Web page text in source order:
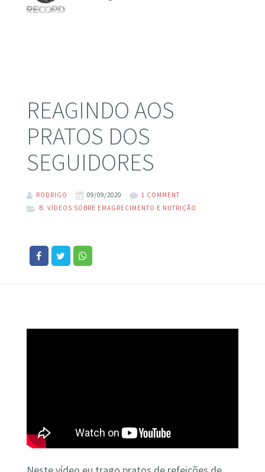
REAGINDO AOS
PRATOS DOS
SEGUIDORES
RODRIGO 09/09/2020
1 COMMENT
B. VÍDEOS SOBRE EMAGRECIMENTO E NUTRIÇÃO